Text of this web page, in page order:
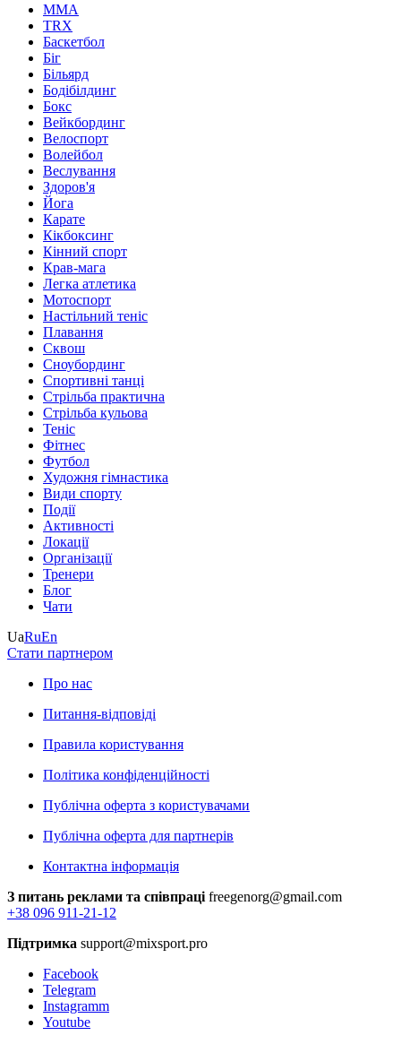
MMA
TRX
Баскетбол
Біг
Більярд
Бодібілдинг
Бокс
Вейкбординг
Велоспорт
Волейбол
Веслування
Здоров'я
Йога
Карате
Кікбоксинг
Кінний спорт
Крав-мага
Легка атлетика
Мотоспорт
Настільний теніс
Плавання
Сквош
Сноубординг
Спортивні танці
Стрільба практична
Стрільба кульова
Теніс
Фітнес
Футбол
Художня гімнастика
Види спорту
Події
Активності
Локації
Організації
Тренери
Блог
Чати
UaRuEn
Стати партнером
Про нас
Питання-відповіді
Правила користування
Політика конфіденційності
Публічна оферта з користувачами
Публічна оферта для партнерів
Контактна інформація
З питань реклами та співпраці freegenorg@gmail.com
+38 096 911-21-12
Підтримка support@mixsport.pro
Facebook
Telegram
Instagramm
Youtube